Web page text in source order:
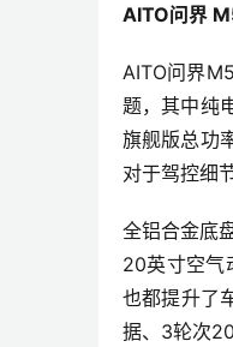
AITO问界
AITO问界
题，其中纯
旗舰版总功
对于驾控细
全铝合金底
20英寸空气
也都提升了
据、3轮次